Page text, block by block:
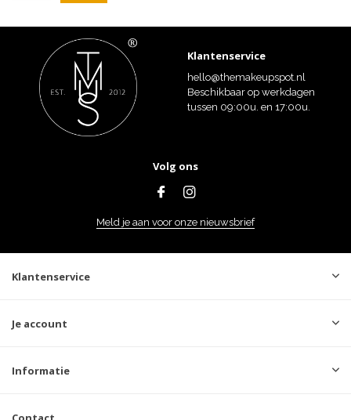
Klantenservice
hello@themakeupspot.nl
Beschikbaar op werkdagen
tussen 09:00u. en 17:00u.
Volg ons
Meld je aan voor onze nieuwsbrief
Klantenservice
Je account
Informatie